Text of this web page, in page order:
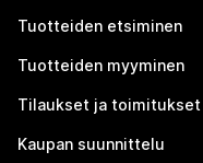
Tuotteiden etsiminen
Tuotteiden myyminen
Tilaukset ja toimitukset
Kaupan suunnittelu